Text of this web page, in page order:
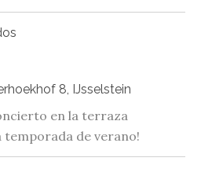
8, IJsselstein
en la terraza
temporada de verano!